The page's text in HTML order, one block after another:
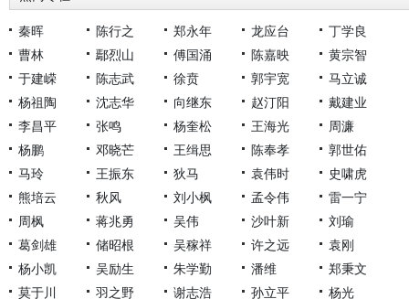
秦晖 陈行之 郑永年 龙应台
丁学良
曹林
鄢烈山 傅国涌 陈嘉映
黄宗智
于建嵘
陈志武 徐贲 郭宇宽
马立诚
杨祖陶
沈志华 向继东 赵汀阳
戴建业
李昌平
张鸣 杨奎松 王海光
周濂
杨鹏
邓晓芒 王缉思 陈奉孝
郭世佑
马玲
王振东 狄马 袁伟时
史啸虎
熊培云
秋风 刘小枫 孟令伟
雷一宁
周枫
蒋兆勇 吴伟 沙叶新
刘瑜
葛剑雄
储昭根 吴稼祥 许之远
袁刚
杨小凯
吴励生 朱学勤 潘维
郑秉文
莫于川
羽之野 谢志浩 孙立平 杨光